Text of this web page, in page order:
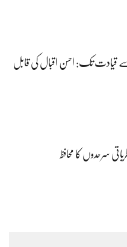
قیادت تک: احسن اقبال کی قابل
سرحدوں کا محافظ